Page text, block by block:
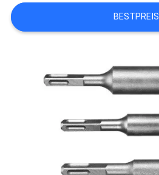
MIT
UNS
NEUIGKEITEN
RECHTSSACHEN
BESTPREIS